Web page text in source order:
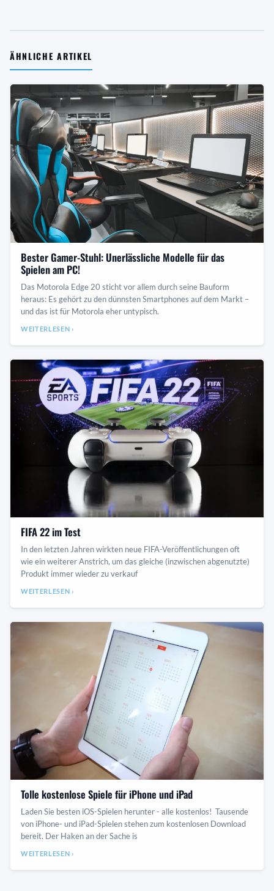
ÄHNLICHE ARTIKEL
Bester Gamer-Stuhl: Unerlässliche Modelle für das
Spielen am PC!
Das Motorola Edge 20 sticht vor allem durch seine Bauform
heraus: Es gehört zu den dünnsten Smartphones auf dem Markt –
und das ist für Motorola eher untypisch.
WEITERLESEN ›
FIFA 22 im Test
In den letzten Jahren wirkten neue FIFA-Veröffentlichungen oft
wie ein weiterer Anstrich, um das gleiche (inzwischen abgenutzte)
Produkt immer wieder zu verkauf
WEITERLESEN ›
Tolle kostenlose Spiele für iPhone und iPad
Laden Sie besten iOS-Spielen herunter - alle kostenlos! Tausende
von iPhone- und iPad-Spielen stehen zum kostenlosen Download
bereit. Der Haken an der Sache is
WEITERLESEN ›